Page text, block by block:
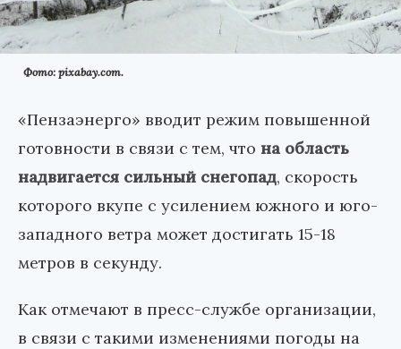
Фото: pixabay.com.
«Пензаэнерго» вводит режим повышенной
готовности в связи с тем, что на область
надвигается сильный снегопад, скорость
которого вкупе с усилением южного и юго-
западного ветра может достигать 15-18
метров в секунду.
Как отмечают в пресс-службе организации,
в связи с такими изменениями погоды на